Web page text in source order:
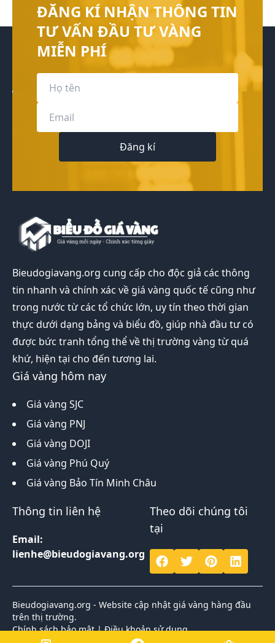
ĐĂNG KÍ NHẬN THÔNG TIN
TƯ VẤN ĐẦU TƯ VÀNG
MIỄN PHÍ
Đăng kí
Bieudogiavang.org cung cấp cho độc giả các thông
tin nhanh và chính xác về giá vàng quốc tế cũng như
trong nước từ các tổ chức lớn, uy tín theo thời gian
thực dưới dạng bảng và biểu đồ, giúp nhà đầu tư có
được bức tranh tổng thể về thị trường vàng từ quá
khứ, hiện tại cho đến tương lai.
Giá vàng hôm nay
Giá vàng SJC
Giá vàng PNJ
Giá vàng DOJI
Giá vàng Phú Quý
Giá vàng Bảo Tín Minh Châu
Thông tin liên hệ
Email:
lienhe@bieudogiavang.org
Theo dõi chúng tôi
tại
Bieudogiavang.org - Website cập nhật giá vàng hàng đầu
trên thị trường.
Chính sách bảo mật|Điều khoản sử dụng